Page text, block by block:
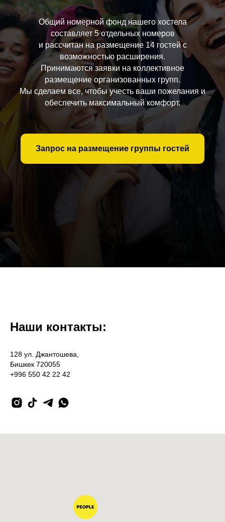
Общий номерной фонд нашего хостела
составляет 5 отдельных номеров
и рассчитан на размещение 14 гостей с
возможностью расширения.
Принимаются заявки на коллективное
размещение организованных групп.
Мы сделаем все, чтобы учесть ваши пожелания и
обеспечить максимальный комфорт.
Запрос на размещение группы гостей
Наши контакты:
128 ул. Джантошева,
Бишкек 720055
+996 550 42 22 42